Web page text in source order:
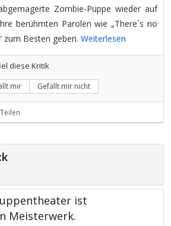
Zombie-Puppe wieder auf
berühmten Parolen wie „There´s no
zum Besten geben. Weiterlesen
diese Kritik
mir Gefällt mir nicht
Teilen
ist
Meisterwerk.